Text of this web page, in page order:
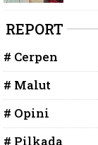
REPORT
# Cerpen
# Malut
# Opini
# Pilkada